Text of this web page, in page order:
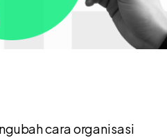
cara organisasi